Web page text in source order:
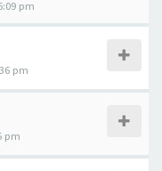
pm
pm
pm